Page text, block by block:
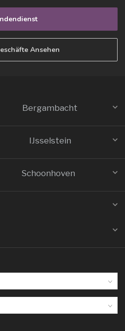
Ansehen
Bergambacht
IJsselstein
Schoonhoven